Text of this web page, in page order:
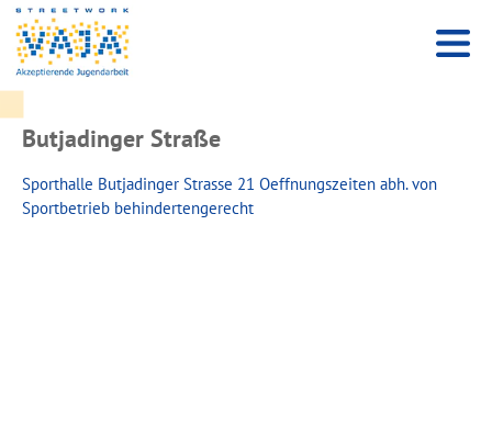
Butjadinger Straße
Sporthalle Butjadinger Strasse 21 Oeffnungszeiten abh. von
Sportbetrieb behindertengerecht